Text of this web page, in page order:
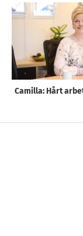
Camilla: Hårt